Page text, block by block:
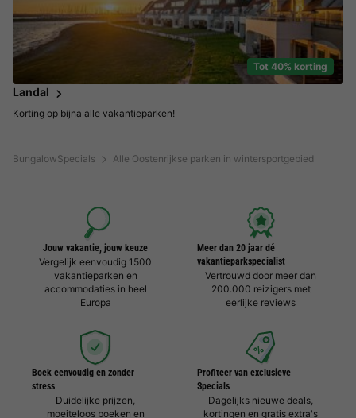
BungalowSpecials Alle Oostenrijkse parken in wintersportgebied
Tot 40% korting
Landal
Korting op bijna alle vakantieparken!
Jouw vakantie, jouw keuze
Vergelijk eenvoudig 1500
vakantieparken en
accommodaties in heel
Europa
Meer dan 20 jaar dé
vakantieparkspecialist
Vertrouwd door meer dan
200.000 reizigers met
eerlijke reviews
Boek eenvoudig en zonder
stress
Duidelijke prijzen,
moeiteloos boeken en
Profiteer van exclusieve
Specials
Dagelijks nieuwe deals,
kortingen en gratis extra's